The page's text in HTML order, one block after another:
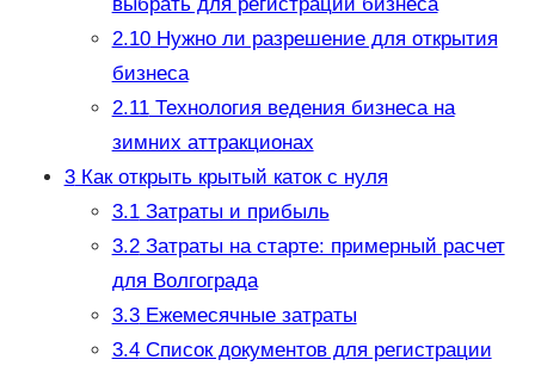
выбрать для регистрации бизнеса
2.10Нужно ли разрешение для открытия
бизнеса
2.11Технология ведения бизнеса на
зимних аттракционах
3Как открыть крытый каток с нуля
3.1Затраты и прибыль
3.2Затраты на старте: примерный расчет
для Волгограда
3.3Ежемесячные затраты
3.4Список документов для регистрации